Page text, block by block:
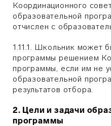
Координационного
образовательной
отчислен с
1.11.1. Школьник может
программы решением
программы, если им не
образовательной
результатов отбора.
2. Цели и задачи
программы